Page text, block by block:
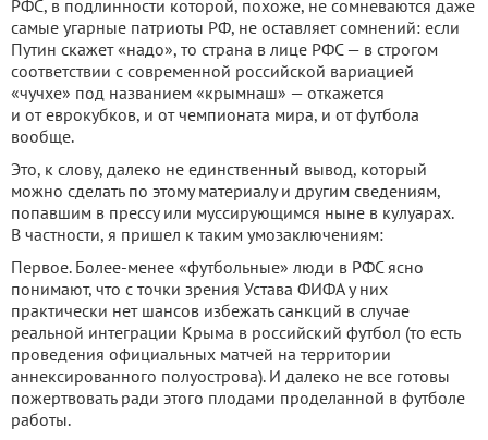
РФС, в подлинности которой, похоже, не сомневаются даже
самые угарные патриоты РФ, не оставляет сомнений: если
Путин скажет «надо», то страна в лице РФС — в строгом
соответствии с современной российской вариацией
«чучхе» под названием «крымнаш» — откажется
и от еврокубков, и от чемпионата мира, и от футбола
вообще.
Это, к слову, далеко не единственный вывод, который
можно сделать по этому материалу и другим сведениям,
попавшим в прессу или муссирующимся ныне в кулуарах.
В частности, я пришел к таким умозаключениям:
Первое. Более-менее «футбольные» люди в РФС ясно
понимают, что с точки зрения Устава ФИФА у них
практически нет шансов избежать санкций в случае
реальной интеграции Крыма в российский футбол (то есть
проведения официальных матчей на территории
аннексированного полуострова). И далеко не все готовы
пожертвовать ради этого плодами проделанной в футболе
работы.